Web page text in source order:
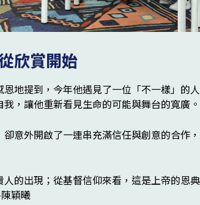
欣賞開始
地提到，今年他遇見了一位「不一樣」的
，讓他重新看見生命的可能與舞台的寬廣。
意外開啟了一連串充滿信任與創意的合作
人的出現；從基督信仰來看，這是上帝的恩
穎曦